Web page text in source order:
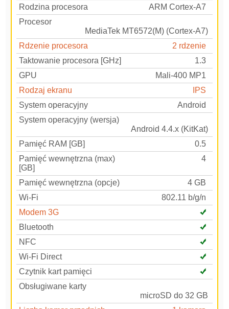
Rodzina procesora
ARM Cortex-A7
Procesor
MediaTek MT6572(M) (Cortex-A7)
Rdzenie procesora
2 rdzenie
Taktowanie procesora [GHz]
1.3
GPU
Mali-400 MP1
Rodzaj ekranu
IPS
System operacyjny
Android
System operacyjny (wersja)
Android 4.4.x (KitKat)
Pamięć RAM [GB]
0.5
Pamięć wewnętrzna (max)
[GB]
4
Pamięć wewnętrzna (opcje)
4 GB
Wi-Fi
802.11 b/g/n
Modem 3G
Bluetooth
NFC
Wi-Fi Direct
Czytnik kart pamięci
Obsługiwane karty
microSD do 32 GB